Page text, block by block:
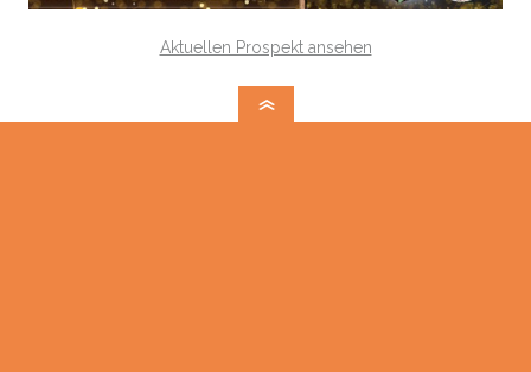
Aktuellen Prospekt ansehen